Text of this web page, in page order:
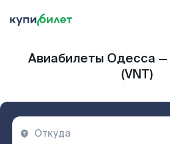
Авиабилеты Одесса —
(VNT)